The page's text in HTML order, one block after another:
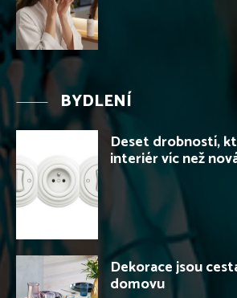
BYDLENÍ
Deset drobností,
interiér víc než
Dekorace jsou
domovu